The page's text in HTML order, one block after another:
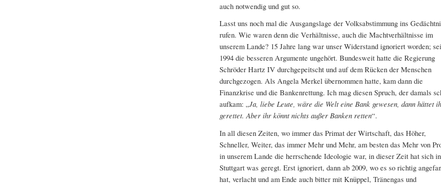
auch notwendig und gut so.
Lasst uns noch mal die Ausgangslage der Volksabstimmung ins
rufen. Wie waren denn die Verhältnisse, auch die Machtverhältnisse im
unserem Lande? 15 Jahre lang war unser Widerstand ignoriert worden;
1994 die besseren Argumente ungehört. Bundesweit hatte die Regierung
Schröder Hartz IV durchgepeitscht und auf dem Rücken der Menschen
durchgezogen. Als Angela Merkel übernommen hatte, kam dann die
Finanzkrise und die Bankenrettung. Ich mag diesen Spruch, der damals
aufkam: „Ja, liebe Leute, wäre die Welt eine Bank gewesen, dann hättet
gerettet. Aber ihr könnt nichts außer Banken retten“.
In all diesen Zeiten, wo immer das Primat der Wirtschaft, das Höher,
Schneller, Weiter, das immer Mehr und Mehr, am besten das Mehr von
in unserem Lande die herrschende Ideologie war, in dieser Zeit hat sich in
Stuttgart was geregt. Erst ignoriert, dann ab 2009, wo es so richtig
hat, verlacht und am Ende auch bitter mit Knüppel, Tränengas und